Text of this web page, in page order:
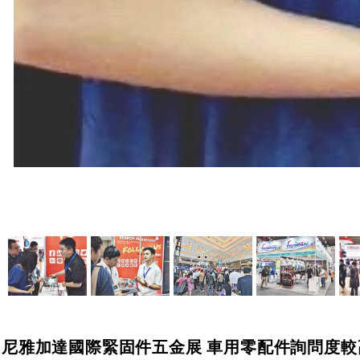
雅加達國際緊固件五金展 車用零配件詢問度